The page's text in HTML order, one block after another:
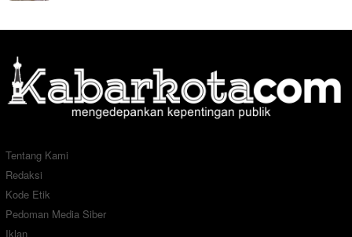
Tentang Kami
Redaksi
Kode Etik
Pedoman Media Siber
Iklan